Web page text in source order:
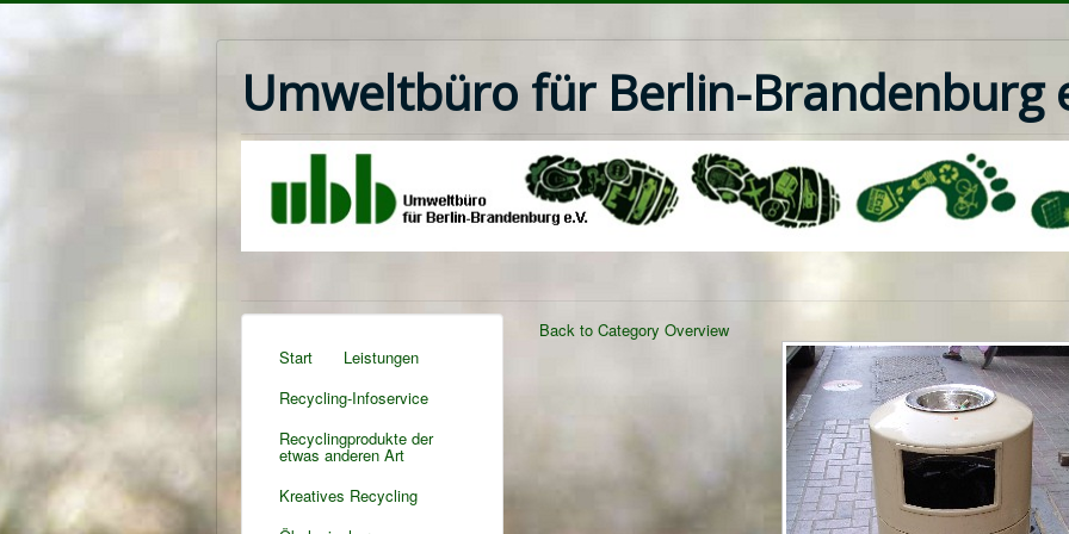
Umweltbüro für Berlin-Brandenburg
Start
Leistungen
Recycling-Infoservice
Recyclingprodukte der
etwas anderen Art
Kreatives Recycling
Back to Category Overview